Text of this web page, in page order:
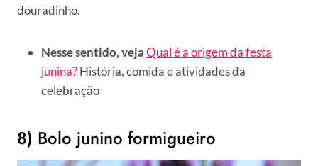
douradinho.
Nesse sentido, vejaQual é a origem da festa
junina?História, comida e atividades da
celebração
8) Bolo junino formigueiro